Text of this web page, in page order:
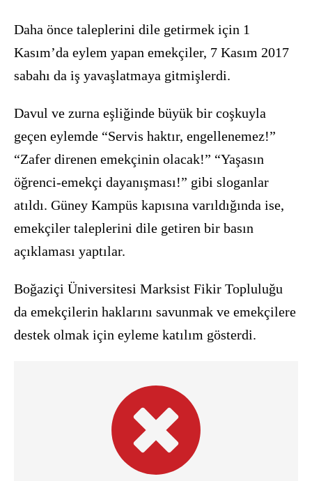
Daha önce taleplerini dile getirmek için 1
Kasım’da eylem yapan emekçiler, 7 Kasım 2017
sabahı da iş yavaşlatmaya gitmişlerdi.
Davul ve zurna eşliğinde büyük bir coşkuyla
geçen eylemde “Servis haktır, engellenemez!”
“Zafer direnen emekçinin olacak!” “Yaşasın
öğrenci-emekçi dayanışması!” gibi sloganlar
atıldı. Güney Kampüs kapısına varıldığında ise,
emekçiler taleplerini dile getiren bir basın
açıklaması yaptılar.
Boğaziçi Üniversitesi Marksist Fikir Topluluğu
da emekçilerin haklarını savunmak ve emekçilere
destek olmak için eyleme katılım gösterdi.